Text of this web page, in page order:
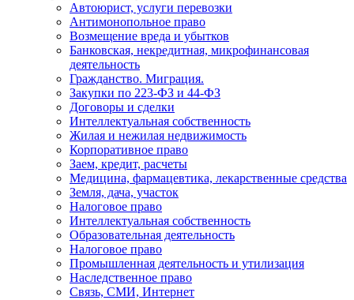
Автоюрист, услуги перевозки
Антимонопольное право
Возмещение вреда и убытков
Банковская, некредитная, микрофинансовая
деятельность
Гражданство. Миграция.
Закупки по 223-ФЗ и 44-ФЗ
Договоры и сделки
Интеллектуальная собственность
Жилая и нежилая недвижимость
Корпоративное право
Заем, кредит, расчеты
Медицина, фармацевтика, лекарственные средства
Земля, дача, участок
Налоговое право
Интеллектуальная собственность
Образовательная деятельность
Налоговое право
Промышленная деятельность и утилизация
Наследственное право
Связь, СМИ, Интернет